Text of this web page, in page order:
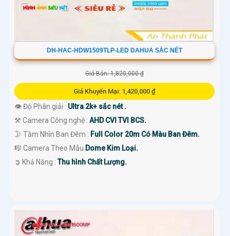
DH-HAC-HDW1509TLP-LED DAHUA SẮC NÉT
Giá Bán: 1,820,000 ₫
Giá Khuyến Mại: 1,420,000 ₫
👁 Độ Phân giải : Ultra 2k+ sắc nét .
⚒ Camera Công nghệ : AHD CVI TVI BCS.
🌛 Tầm Nhìn Ban Đêm : Full Color 20m Có Màu Ban Đêm.
🎼️ Camera Theo Mẫu Dome Kim Loại.
️➲ Khả Năng :Thu hình Chất Lượng.